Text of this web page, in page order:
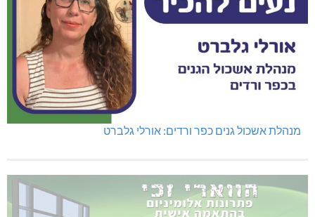
מנהלת אשכול גנים כפר ורדים: אורלי גלברט